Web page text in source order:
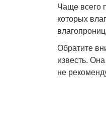
Чаще всего
которых
Обратите
известь.
не